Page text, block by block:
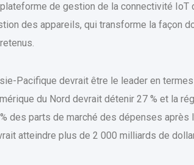
de gestion de la connectivité
des appareils, qui transforme la façon
Pacifique devrait être le leader en
du Nord devrait détenir 27 % et la
des parts de marché des dépenses après
atteindre plus de 2 000 milliards de